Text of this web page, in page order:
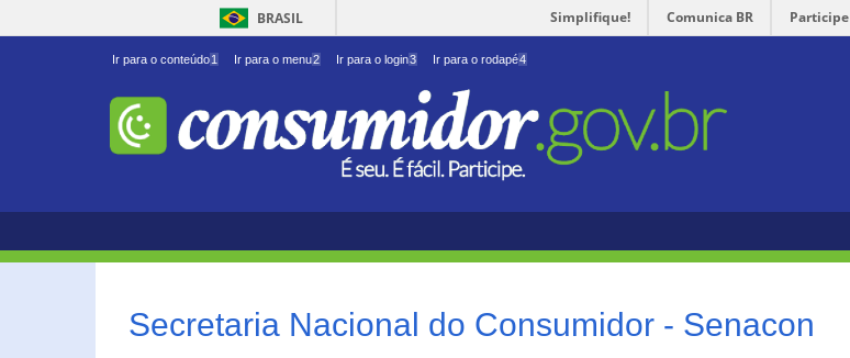
BRASIL Simplifique! Comunica BR Participe
Ir para o conteúdo1 Ir para o menu2 Ir para o login3 Ir para o rodapé4
Secretaria Nacional do Consumidor - Senacon